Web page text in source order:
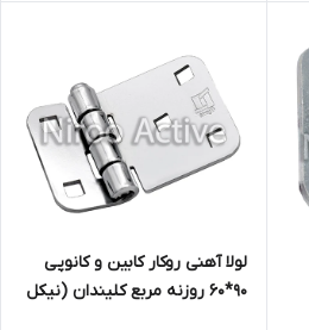
لولا آهنی روکار کابین و کانوپی
۹۰*۶۰ روزنه مربع کلیندان (نیکل